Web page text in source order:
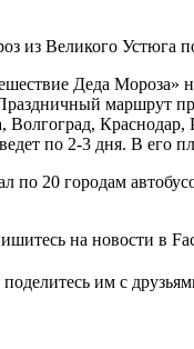
из Великого Устюга
Деда Мороза»
маршрут
Волгоград,
по 2-3 дня. В его
20 городам
на новости в
им с